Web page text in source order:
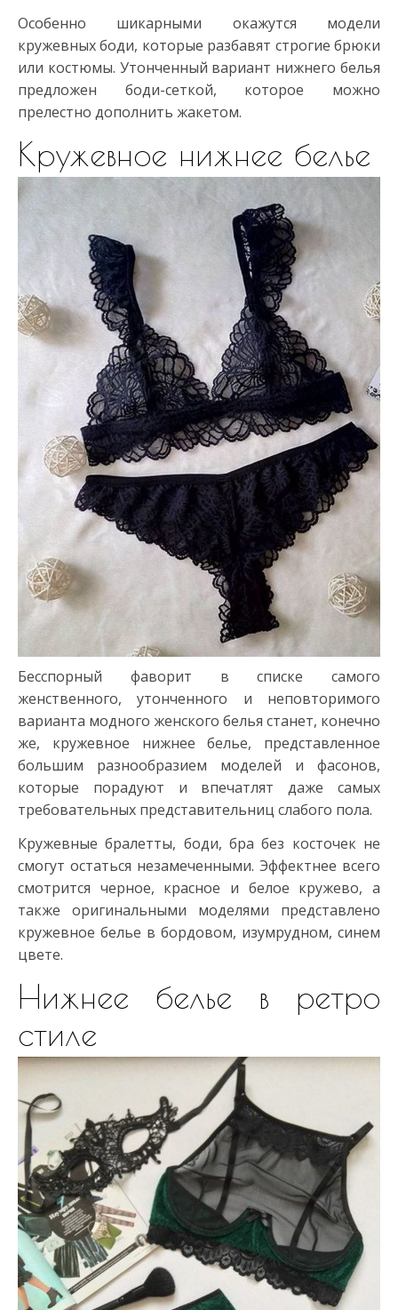
Особенно шикарными окажутся модели
кружевных боди, которые разбавят строгие брюки
или костюмы. Утонченный вариант нижнего белья
предложен боди-сеткой, которое можно
прелестно дополнить жакетом.
Кружевное нижнее белье
Бесспорный фаворит в списке самого
женственного, утонченного и неповторимого
варианта модного женского белья станет, конечно
же, кружевное нижнее белье, представленное
большим разнообразием моделей и фасонов,
которые порадуют и впечатлят даже самых
требовательных представительниц слабого пола.
Кружевные бралетты, боди, бра без косточек не
смогут остаться незамеченными. Эффектнее всего
смотрится черное, красное и белое кружево, а
также оригинальными моделями представлено
кружевное белье в бордовом, изумрудном, синем
цвете.
Нижнее белье в ретро
стиле